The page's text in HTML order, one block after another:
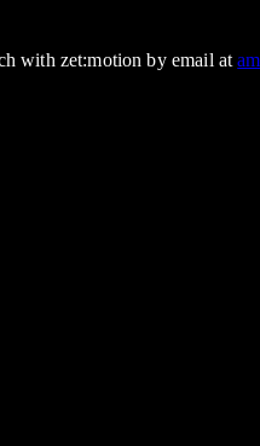
with zet:motion by email at